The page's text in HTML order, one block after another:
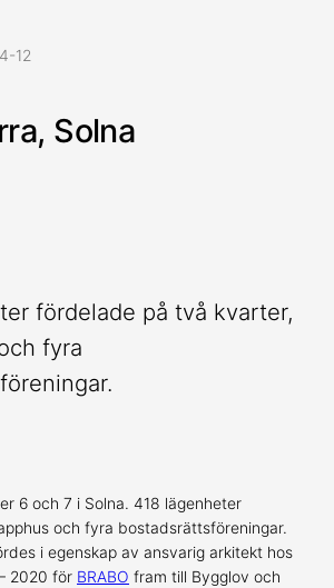
12
Solna
fördelade på två kvarter,
fyra
6 och 7 i Solna. 418 lägenheter
och fyra bostadsrättsföreningar.
i egenskap av ansvarig arkitekt hos
2020 för BRABO fram till Bygglov och